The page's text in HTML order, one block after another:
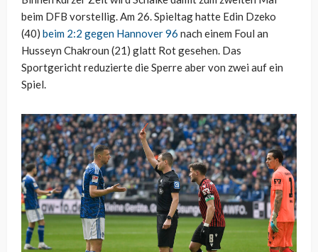
beim DFB vorstellig. Am 26. Spieltag hatte Edin Dzeko
(40) beim 2:2 gegen Hannover 96 nach einem Foul an
Husseyn Chakroun (21) glatt Rot gesehen. Das
Sportgericht reduzierte die Sperre aber von zwei auf ein
Spiel.